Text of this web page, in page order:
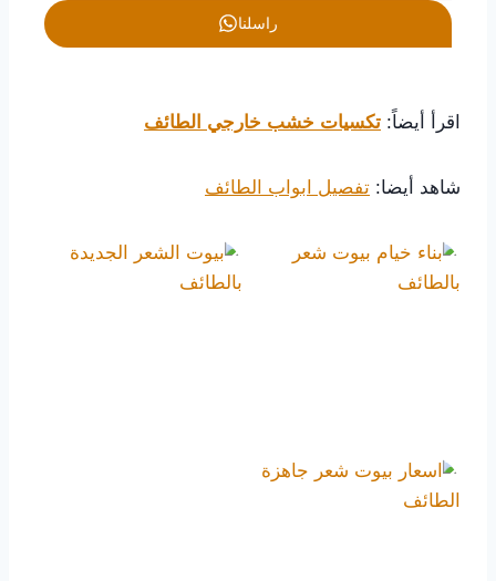
راسلنا
اقرأ أيضاً: تكسيات خشب خارجي الطائف
شاهد أيضا: تفصيل ابواب الطائف